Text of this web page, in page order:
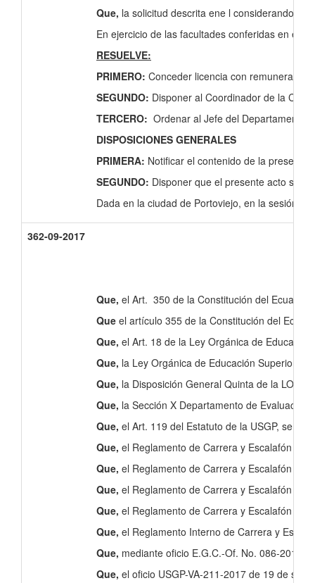
Que, la solicitud descrita ene l considerando
En ejercicio de las facultades conferidas en el
RESUELVE:
PRIMERO: Conceder licencia con
SEGUNDO: Disponer al Coordinador de la
TERCERO: Ordenar al Jefe del Departamento
DISPOSICIONES GENERALES
PRIMERA: Notificar el contenido de la
SEGUNDO: Disponer que el presente acto sea
Dada en la ciudad de Portoviejo, en la sesión
362-09-2017
Que, el Art. 350 de la Constitución del Ecuador
Que el artículo 355 de la Constitución del
Que, el Art. 18 de la Ley Orgánica de
Que, la Ley Orgánica de Educación Superior,
Que, la Disposición General Quinta de la LOES
Que, la Sección X Departamento de
Que, el Art. 119 del Estatuto de la USGP,
Que, el Reglamento de Carrera y Escalafón del
Que, el Reglamento de Carrera y Escalafón del
Que, el Reglamento de Carrera y Escalafón
Que, el Reglamento de Carrera y Escalafón del
Que, el Reglamento Interno de Carrera y
Que, mediante oficio E.G.C.-Of. No. 086-2017,
Que, el oficio USGP-VA-211-2017 de 19 de